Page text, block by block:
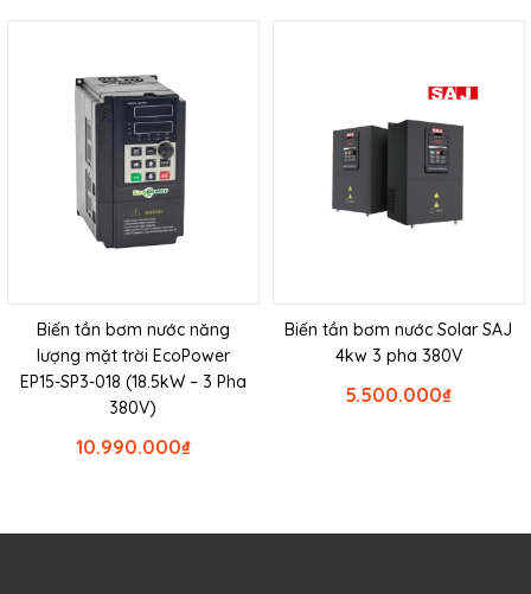
Biến tần bơm nước năng
lượng mặt trời EcoPower
EP15-SP3-018 (18.5kW – 3 Pha
380V)
₫
10.990.000
Biến tần bơm nước Solar SAJ
4kw 3 pha 380V
₫
5.500.000